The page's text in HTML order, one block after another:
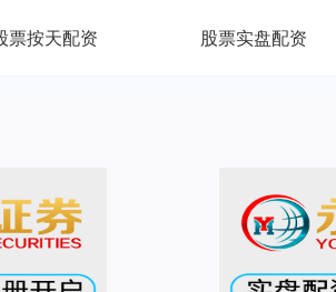
票按天配资 股票实盘配资